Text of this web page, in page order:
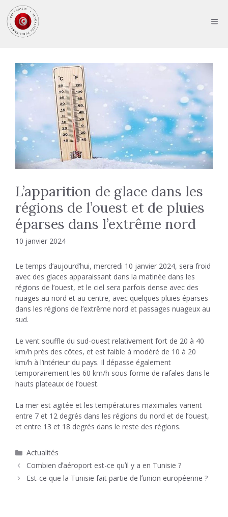
au
contenu
L’apparition de glace dans les
régions de l’ouest et de pluies
éparses dans l’extrême nord
10 janvier 2024
Le temps d’aujourd’hui, mercredi 10 janvier 2024, sera froid
avec des glaces apparaissant dans la matinée dans les
régions de l’ouest, et le ciel sera parfois dense avec des
nuages ​​au nord et au centre, avec quelques pluies éparses
dans les régions de l’extrême nord et passages nuageux au
sud.
Le vent souffle du sud-ouest relativement fort de 20 à 40
km/h près des côtes, et est faible à modéré de 10 à 20
km/h à l’intérieur du pays. Il dépasse également
temporairement les 60 km/h sous forme de rafales dans le
hauts plateaux de l’ouest.
La mer est agitée et les températures maximales varient
entre 7 et 12 degrés dans les régions du nord et de l’ouest,
et entre 13 et 18 degrés dans le reste des régions.
Catégories
Actualités
Combien dʼaéroport est-ce quʼil y a en Tunisie ?
Est-ce que la Tunisie fait partie de lʼunion européenne ?